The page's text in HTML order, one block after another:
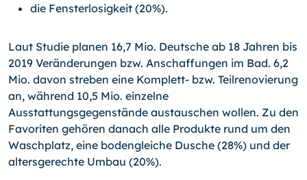
die Fensterlosigkeit (20%).
Laut Studie planen 16,7 Mio. Deutsche ab 18 Jahren bis
2019 Veränderungen bzw. Anschaffungen im Bad. 6,2
Mio. davon streben eine Komplett- bzw. Teilrenovierung
an, während 10,5 Mio. einzelne
Ausstattungsgegenstände austauschen wollen. Zu den
Favoriten gehören danach alle Produkte rund um den
Waschplatz, eine bodengleiche Dusche (28%) und der
altersgerechte Umbau (20%).